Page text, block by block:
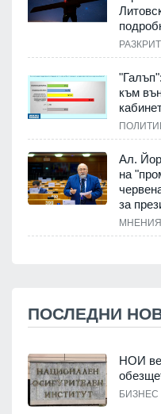
към
Ал.
на
за
ПОСЛЕДНИ
НОИ